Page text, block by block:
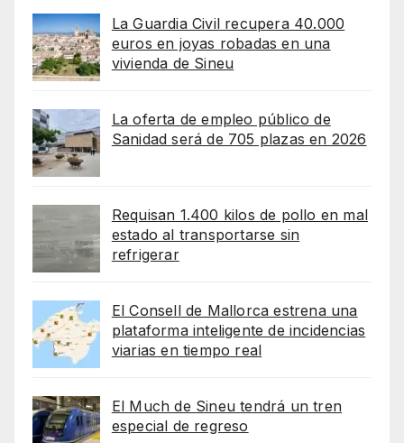
La Guardia Civil recupera 40.000
euros en joyas robadas en una
vivienda de Sineu
La oferta de empleo público de
Sanidad será de 705 plazas en 2026
Requisan 1.400 kilos de pollo en mal
estado al transportarse sin
refrigerar
El Consell de Mallorca estrena una
plataforma inteligente de incidencias
viarias en tiempo real
El Much de Sineu tendrá un tren
especial de regreso